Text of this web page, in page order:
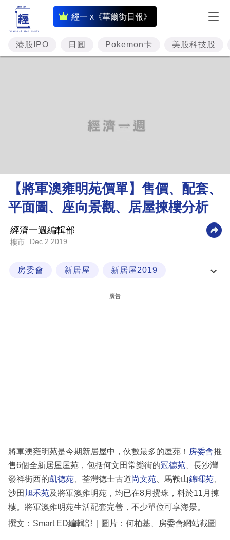
經一 x《華爾街日報》
即
時
財
經
理
財
商
業
科
區
港股IPO 日圓 Pokemon卡 美股科技股
【將軍澳雍明苑價單】售價、配套、
平面圖、座向景觀、居屋揀樓分析
經濟一週編輯部
樓市 Dec 2 2019
房委會 新居屋 新居屋2019
廣告
將軍澳雍明苑是今期新居屋中，伙數最多的屋苑！ 房委會推
售6個全新居屋屋苑，包括何文田常樂街的冠德苑 、長沙灣
發祥街西的凱德苑 、荃灣德士古道尚文苑 、馬鞍山錦暉苑
沙田 旭禾苑及將軍澳雍明苑，均已在8月攪珠，料於11月揀
樓。將軍澳雍明苑生活配套完善，不少單位可享海景。
撰文：Smart ED編輯部｜圖片：何柏基、房委會網站截圖